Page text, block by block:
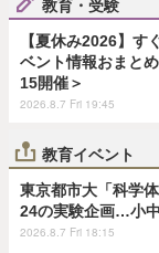
教育・受験
【夏休み2026】す
ベント情報おまと
15開催＞
2026.8.7 Fri 19:45
教育イベント
東京都市大「科学体
24の実験企画…小
2026.8.7 Fri 18:15